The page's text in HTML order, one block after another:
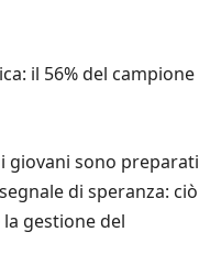
il 56% del campione
giovani sono preparati
di speranza: ciò
gestione del